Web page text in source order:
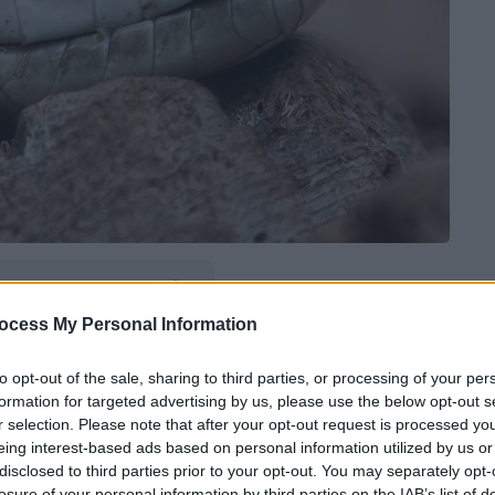
My Personal Information
opt-out of the sale, sharing to third parties, or processing of your
for targeted advertising by us, please use the below opt-out
selection. Please note that after your opt-out request is processed
interest-based ads based on personal information utilized by us
to third parties prior to your opt-out. You may separately
το ΕΘΝΟΣ στη Google
από την Αχαϊα που τοντσίμπησε
Πέμπτη.Ο άνδρας που ζει σε ένα από τα
τιςγαλότσεςτου, όταν τον